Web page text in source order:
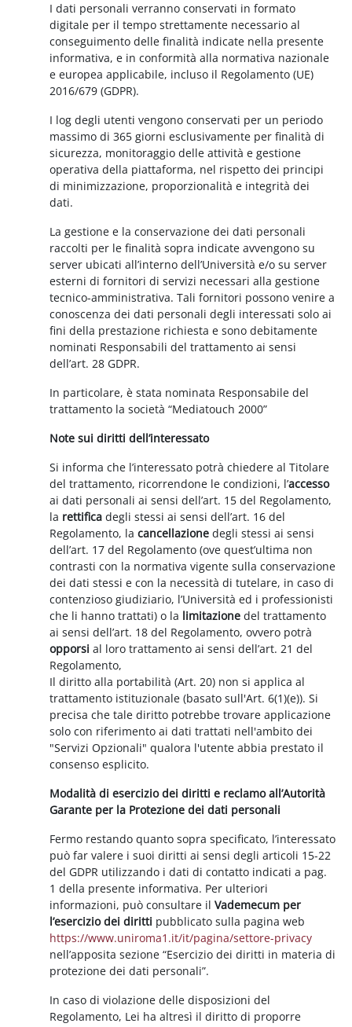
I dati personali verranno conservati in formato
digitale per il tempo strettamente necessario al
conseguimento delle finalità indicate nella presente
informativa, e in conformità alla normativa nazionale
e europea applicabile, incluso il Regolamento (UE)
2016/679 (GDPR).
I log degli utenti vengono conservati per un periodo
massimo di 365 giorni esclusivamente per finalità di
sicurezza, monitoraggio delle attività e gestione
operativa della piattaforma, nel rispetto dei principi
di minimizzazione, proporzionalità e integrità dei
dati.
La gestione e la conservazione dei dati personali
raccolti per le finalità sopra indicate avvengono su
server ubicati all’interno dell’Università e/o su server
esterni di fornitori di servizi necessari alla gestione
tecnico-amministrativa. Tali fornitori possono venire a
conoscenza dei dati personali degli interessati solo ai
fini della prestazione richiesta e sono debitamente
nominati Responsabili del trattamento ai sensi
dell’art. 28 GDPR.
In particolare, è stata nominata Responsabile del
trattamento la società “Mediatouch 2000”
Note sui diritti dell’interessato
Si informa che l’interessato potrà chiedere al Titolare
del trattamento, ricorrendone le condizioni, l’accesso
ai dati personali ai sensi dell’art. 15 del Regolamento,
la rettificadegli stessi ai sensi dell’art. 16 del
Regolamento, lacancellazione degli stessi ai sensi
dell’art. 17 del Regolamento (ove quest’ultima non
contrasti con la normativa vigente sulla conservazione
dei dati stessi e con la necessità di tutelare, in caso di
contenzioso giudiziario, l’Università ed i professionisti
che li hanno trattati) o la limitazione del trattamento
ai sensi dell’art. 18 del Regolamento, ovvero potrà
opporsi al loro trattamento ai sensi dell’art. 21 del
Regolamento,
Il diritto alla portabilità (Art. 20) non si applica al
trattamento istituzionale (basato sull'Art. 6(1)(e)). Si
precisa che tale diritto potrebbe trovare applicazione
solo con riferimento ai dati trattati nell'ambito dei
"Servizi Opzionali" qualora l'utente abbia prestato il
consenso esplicito.
Modalità di esercizio dei diritti e reclamo all’Autorità
Garante per la Protezione dei dati personali
Fermo restando quanto sopra specificato, l’interessato
può far valere i suoi diritti ai sensi degli articoli 15-22
del GDPR utilizzando i dati di contatto indicati a pag.
1 della presente informativa. Per ulteriori
informazioni, può consultare ilVademecum per
l’esercizio dei diritti pubblicato sulla pagina web
https://www.uniroma1.it/it/pagina/settore-privacy
nell’apposita sezione “Esercizio dei diritti in materia di
protezione dei dati personali”.
In caso di violazione delle disposizioni del
Regolamento, Lei ha altresì il diritto di proporre